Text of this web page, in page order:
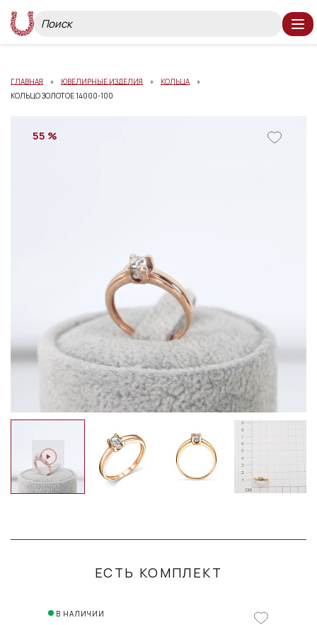
ГЛАВНАЯ ЮВЕЛИРНЫЕ ИЗДЕЛИЯ
КОЛЬЦА
КОЛЬЦО ЗОЛОТОЕ 14000-100
ЕСТЬ КОМПЛЕКТ
В НАЛИЧИИ
55 %